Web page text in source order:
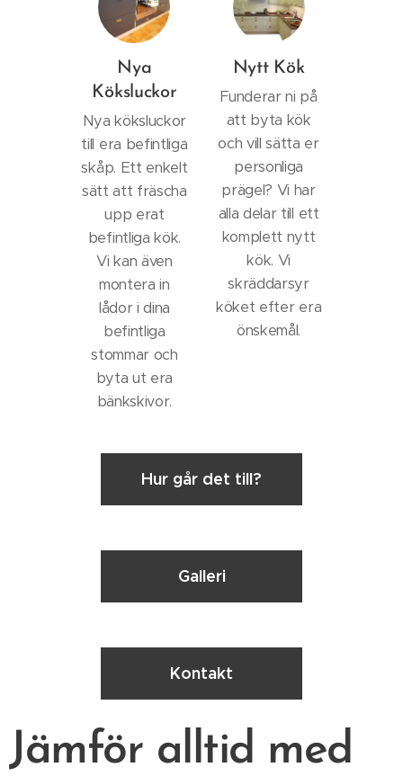
Nya
Köksluckor
Nya köksluckor
till era befintliga
skåp. Ett enkelt
sätt att fräscha
upp erat
befintliga kök.
Vi kan även
montera in
lådor i dina
befintliga
stommar och
byta ut era
bänkskivor.
Nytt Kök
Funderar ni på
att byta kök
och vill sätta er
personliga
prägel? Vi har
alla delar till ett
komplett nytt
kök. Vi
skräddarsyr
köket efter era
önskemål.
Hur går det till?
Galleri
Kontakt
Jämför alltid med